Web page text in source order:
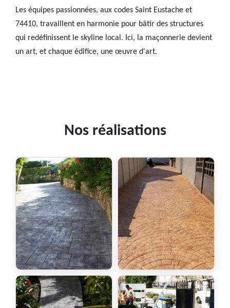
Les équipes passionnées, aux codes Saint Eustache et
74410, travaillent en harmonie pour bâtir des structures
qui redéfinissent le skyline local. Ici, la maçonnerie devient
un art, et chaque édifice, une œuvre d'art.
Nos réalisations